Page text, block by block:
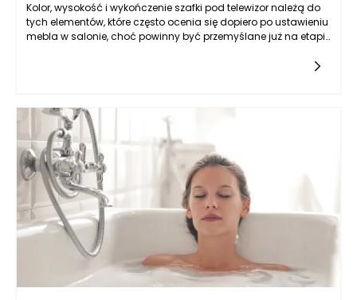
Kolor, wysokość i wykończenie szafki pod telewizor należą do
tych elementów, które często ocenia się dopiero po ustawieniu
mebla w salonie, choć powinny być przemyślane już na etapie
lekko, proporcjonalnie i spójnie z resztą aranżacji, czy stanie
podłogą, kanapą, stolikiem kawowym, oświetleniem oraz
samym telewizorem, który zwykle jest dużą, ciemną
płaszczyzną mocno przyciągającą wzrok. Jeśli mebel jest
zbyt wysoki, może zaburzać komfort oglądania. Jeśli ma
niewłaściwy kolor, może optycznie obciążyć wnętrze albo
wyglądać obco na tle pozostałych mebli. Jeśli wykończenie
jest niedopasowane do stylu salonu, nawet dobre proporcje
nie wystarczą, aby całość była harmonijna. Warto więc
traktować wybór szafki nie jako zakup pojedynczego produktu,
lecz jako decyzję aranżacyjną, która wpływa na cały układ
przestrzeni dziennej. Dopiero połączenie odpowiedniej barwy,
ergonomicznej wysokości i trwałego wykończenia sprawia, że
mebel dobrze wygląda i pozostaje wygodny w codziennym